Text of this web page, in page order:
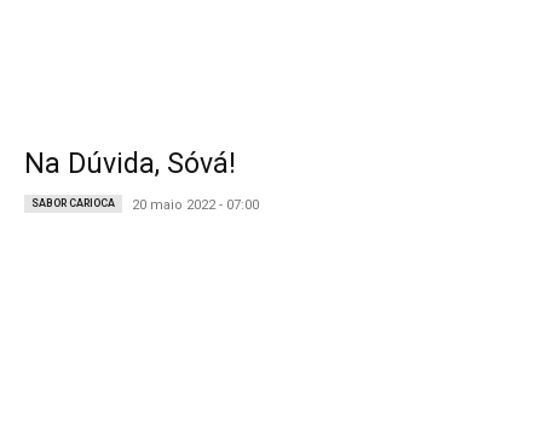
Na Dúvida, Sóvá!
SABOR CARIOCA 20 maio 2022 - 07:00